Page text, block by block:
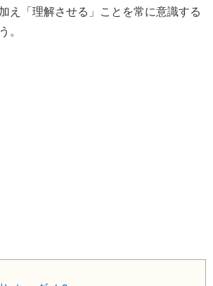
え「理解させる」ことを常に意識する
。